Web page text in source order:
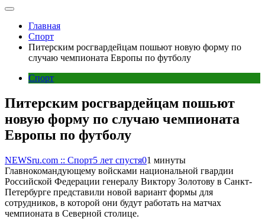
Главная
Спорт
Питерским росгвардейцам пошьют новую форму по
случаю чемпионата Европы по футболу
Спорт
Питерским росгвардейцам пошьют
новую форму по случаю чемпионата
Европы по футболу
NEWSru.com :: Спорт5 лет спустя01 минуты
Главнокомандующему войсками национальной гвардии
Российской Федерации генералу Виктору Золотову в Санкт-
Петербурге представили новой вариант формы для
сотрудников, в которой они будут работать на матчах
чемпионата в Северной столице.